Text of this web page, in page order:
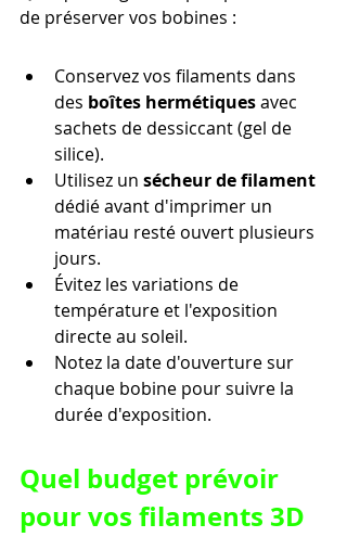
de préserver vos bobines :
Conservez vos filaments dans
des boîtes hermétiques avec
sachets de dessiccant (gel de
silice).
Utilisez un sécheur de filament
dédié avant d'imprimer un
matériau resté ouvert plusieurs
jours.
Évitez les variations de
température et l'exposition
directe au soleil.
Notez la date d'ouverture sur
chaque bobine pour suivre la
durée d'exposition.
Quel budget prévoir
pour vos filaments 3D